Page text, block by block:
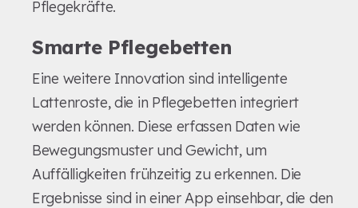
Pflegekräfte.
Smarte Pflegebetten
Eine weitere Innovation sind intelligente
Lattenroste, die in Pflegebetten integriert
werden können. Diese erfassen Daten wie
Bewegungsmuster und Gewicht, um
Auffälligkeiten frühzeitig zu erkennen. Die
Ergebnisse sind in einer App einsehbar, die den